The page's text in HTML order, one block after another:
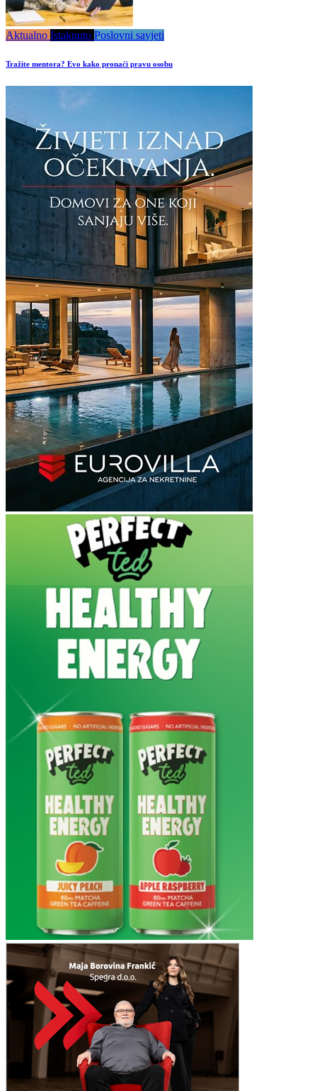
Aktualno Istaknuto Poslovni savjeti
Tražite mentora? Evo kako pronaći pravu osobu